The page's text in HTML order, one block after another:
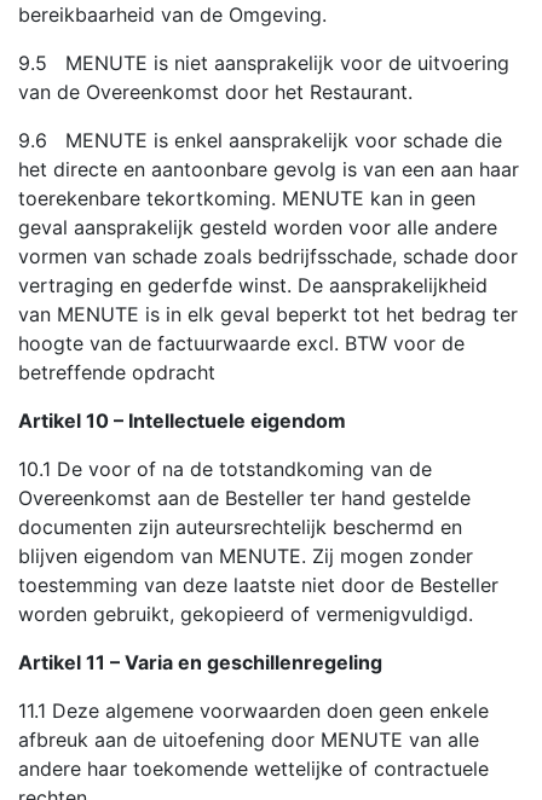
bereikbaarheid van de Omgeving.
9.5 MENUTE is niet aansprakelijk voor de uitvoering
van de Overeenkomst door het Restaurant.
9.6 MENUTE is enkel aansprakelijk voor schade die
het directe en aantoonbare gevolg is van een aan haar
toerekenbare tekortkoming. MENUTE kan in geen
geval aansprakelijk gesteld worden voor alle andere
vormen van schade zoals bedrijfsschade, schade door
vertraging en gederfde winst. De aansprakelijkheid
van MENUTE is in elk geval beperkt tot het bedrag ter
hoogte van de factuurwaarde excl. BTW voor de
betreffende opdracht
Artikel 10 – Intellectuele eigendom
10.1 De voor of na de totstandkoming van de
Overeenkomst aan de Besteller ter hand gestelde
documenten zijn auteursrechtelijk beschermd en
blijven eigendom van MENUTE. Zij mogen zonder
toestemming van deze laatste niet door de Besteller
worden gebruikt, gekopieerd of vermenigvuldigd.
Artikel 11 – Varia en geschillenregeling
11.1 Deze algemene voorwaarden doen geen enkele
afbreuk aan de uitoefening door MENUTE van alle
andere haar toekomende wettelijke of contractuele